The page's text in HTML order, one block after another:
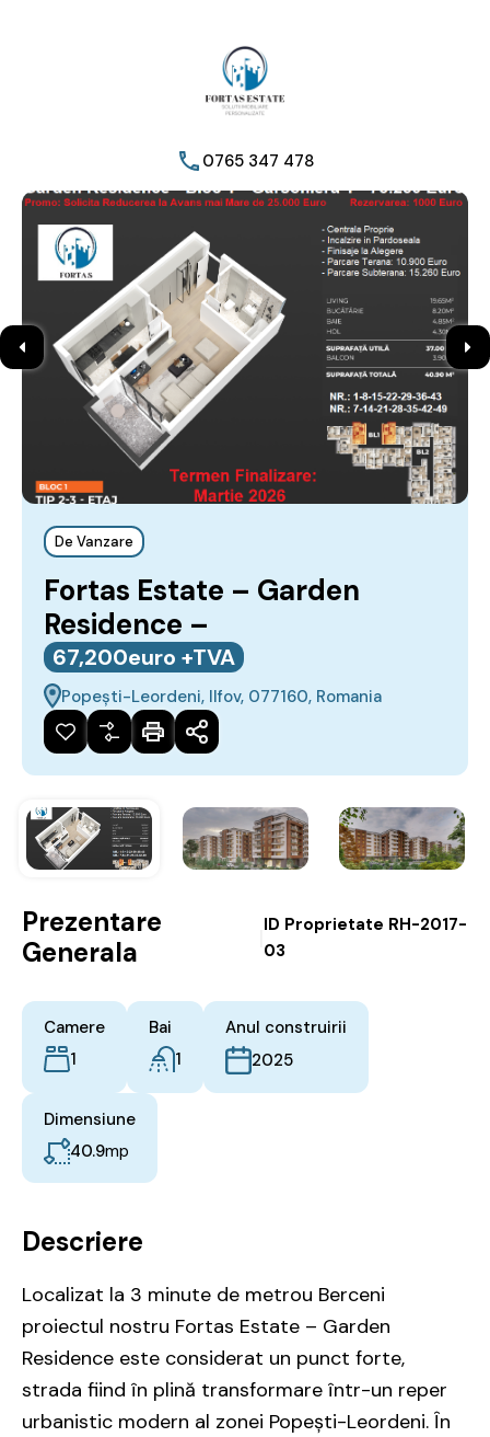
0765 347 478
De Vanzare
Fortas Estate – Garden
Residence –
67,200euro +TVA
Popești-Leordeni, Ilfov, 077160, Romania
Prezentare
Generala
ID Proprietate RH-2017-
03
Camere
1
Bai
1
Anul construirii
2025
Dimensiune
40.9mp
Descriere
Localizat la 3 minute de metrou Berceni
proiectul nostru Fortas Estate – Garden
Residence este considerat un punct forte,
strada fiind în plină transformare într-un reper
urbanistic modern al zonei Popești-Leordeni. În